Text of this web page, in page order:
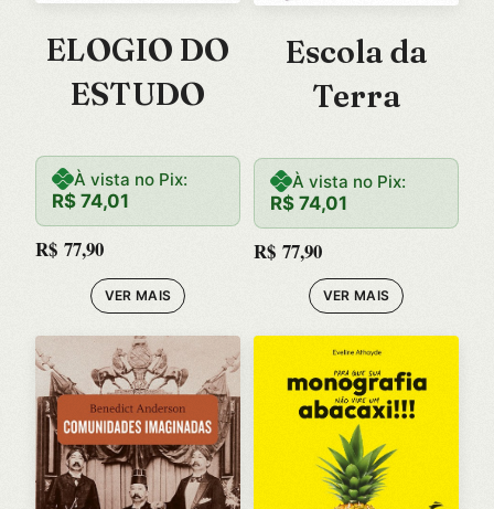
ELOGIO DO
ESTUDO
À vista no Pix:
R$ 74,01
R$ 77,90
VER MAIS
Escola da
Terra
À vista no Pix:
R$ 74,01
R$ 77,90
VER MAIS